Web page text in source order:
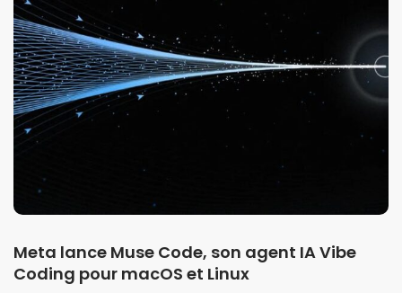
Meta lance Muse Code, son agent IA Vibe
Coding pour macOS et Linux